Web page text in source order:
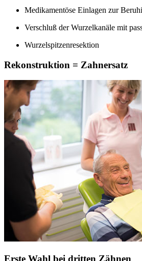
Medikamentöse Einlagen zur
Verschluß der Wurzelkanäle mit
Wurzelspitzenresektion
Rekonstruktion = Zahnersatz
Erste Wahl bei dritten Zähnen